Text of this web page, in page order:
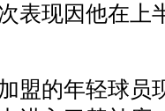
表现因他在上
盟的年轻球员